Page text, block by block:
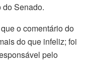
do Senado.
o comentário do
do que infeliz; foi
pelo